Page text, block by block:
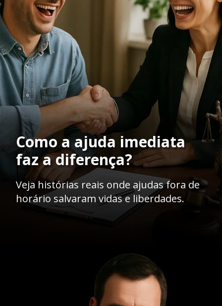
Como a ajuda imediata
faz a diferença?
Veja histórias reais onde ajudas fora de
horário salvaram vidas e liberdades.
https://ademilsoncs.adv.br/